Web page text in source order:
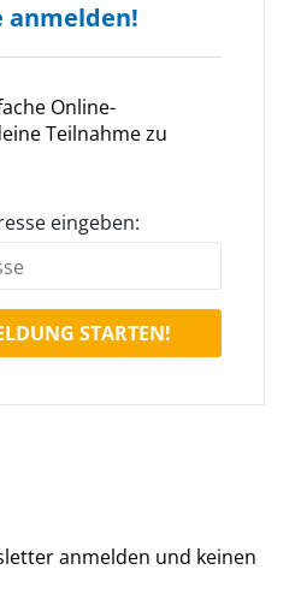
anmelden und keinen
anmelden!
Online-
Teilnahme zu
eingeben:
STARTEN!